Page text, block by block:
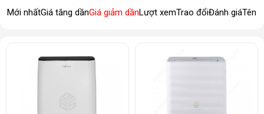
Mới nhấtGiá tăng dầnGiá giảm dầnLượt xemTrao đổiĐánh giáTên